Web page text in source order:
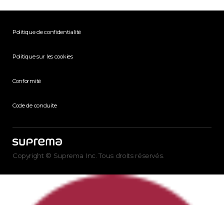
Politique de confidentialité
Politique sur les cookies
Conformité
Code de conduite
Copyright © Suprema Inc. Tous droits réservés.